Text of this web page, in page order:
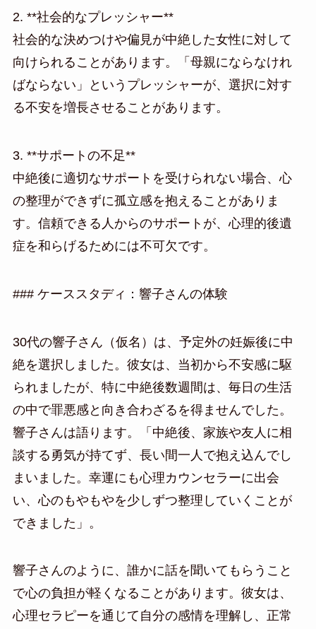
2. **社会的なプレッシャー**
社会的な決めつけや偏見が中絶した女性に対して
向けられることがあります。「母親にならなけれ
ばならない」というプレッシャーが、選択に対す
る不安を増長させることがあります。
3. **サポートの不足**
中絶後に適切なサポートを受けられない場合、心
の整理ができずに孤立感を抱えることがありま
す。信頼できる人からのサポートが、心理的後遺
症を和らげるためには不可欠です。
### ケーススタディ：響子さんの体験
30代の響子さん（仮名）は、予定外の妊娠後に中
絶を選択しました。彼女は、当初から不安感に駆
られましたが、特に中絶後数週間は、毎日の生活
の中で罪悪感と向き合わざるを得ませんでした。
響子さんは語ります。「中絶後、家族や友人に相
談する勇気が持てず、長い間一人で抱え込んでし
まいました。幸運にも心理カウンセラーに出会
い、心のもやもやを少しずつ整理していくことが
できました」。
響子さんのように、誰かに話を聞いてもらうこと
で心の負担が軽くなることがあります。彼女は、
心理セラピーを通じて自分の感情を理解し、正常